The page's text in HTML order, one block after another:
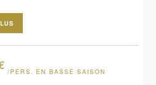
/PERS. EN BASSE SAISON